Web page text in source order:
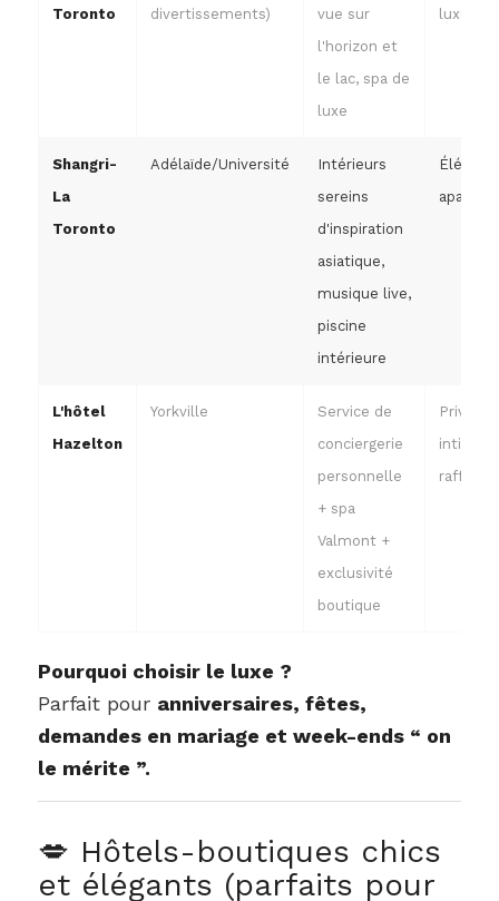
Toronto divertissements)
vue sur
l'horizon et
le lac, spa de
luxe
luxueux
Shangri-
La
Toronto
Adélaïde/Université
Intérieurs
sereins
d'inspiration
asiatique,
musique live,
piscine
intérieure
Élégant
apaisant
L'hôtel
Hazelton
Yorkville
Service de
conciergerie
personnelle
+ spa
Valmont +
exclusivité
boutique
Privé,
intime,
raffiné
Pourquoi choisir le luxe ?
Parfait pour anniversaires, fêtes,
demandes en mariage et week-ends “ on
le mérite ”.
💋 Hôtels-boutiques chics
et élégants (parfaits pour